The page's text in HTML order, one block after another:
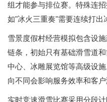
组才能参与排位赛。特殊连
如"冰火三重奏"需要连续打出
雪景度假村经营模拟包含设
链条，初始只有基础滑雪道
中心、冰雕展览馆等高级设
向不同会影响服务效率和客户
实时竞速滑雪比赛采用分段